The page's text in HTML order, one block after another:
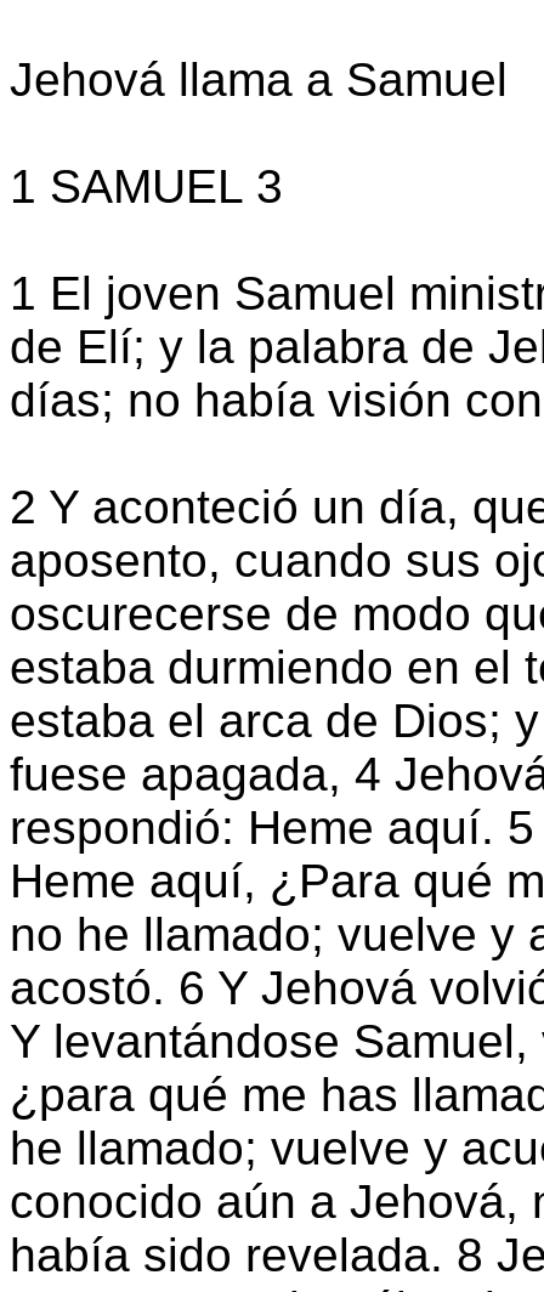
Jehová llama a Samuel
1 SAMUEL 3
1 El joven Samuel
de Elí; y la palabra de
días; no había visión
2 Y aconteció un día,
aposento, cuando sus
oscurecerse de modo
estaba durmiendo en el
estaba el arca de Dios;
fuese apagada, 4
respondió: Heme aquí.
Heme aquí, ¿Para qué
no he llamado; vuelve y
acostó. 6 Y Jehová
Y levantándose
¿para qué me has
he llamado; vuelve y
conocido aún a Jehová,
había sido revelada. 8